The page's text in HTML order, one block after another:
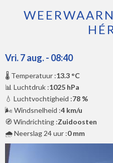
Vri. 7 aug. - 08:40
🌡️ Temperatuur :13.3 °C
📊 Luchtdruk :1025 hPa
💧 Luchtvochtigheid :78 %
🌬️ Windsnelheid :4 km/u
🧭 Windrichting :Zuidoosten
🌧️ Neerslag 24 uur :0 mm